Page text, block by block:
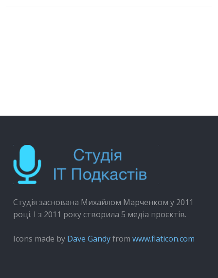
Студія заснована Михайлом Марченком у 2011
році. І з 2011 року створила 5 медіа проєктів.
Icons made by Dave Gandyfrom www.flaticon.com